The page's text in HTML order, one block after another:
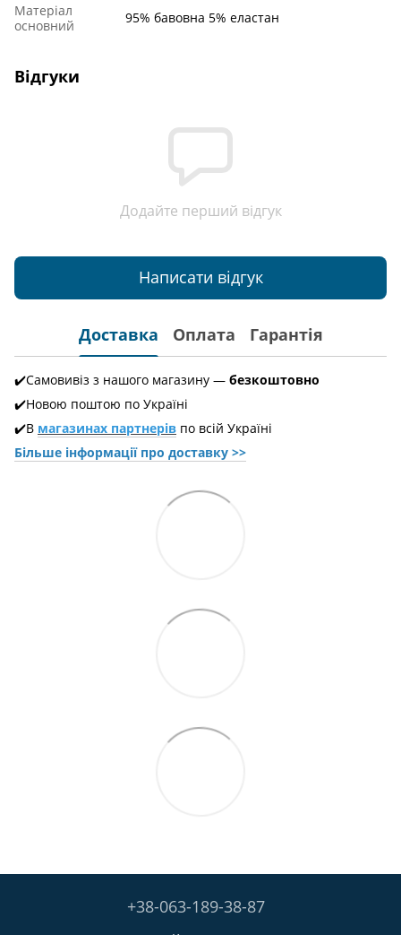
Матеріал
основний
95% бавовна 5% еластан
Відгуки
Додайте перший відгук
Написати відгук
Доставка Оплата Гарантія
✔️Самовивіз з нашого магазину — безкоштовно
✔️Новою поштою по Україні
✔️В магазинах партнерів по всій Україні
Більше інформації про доставкy >>
+38-063-189-38-87